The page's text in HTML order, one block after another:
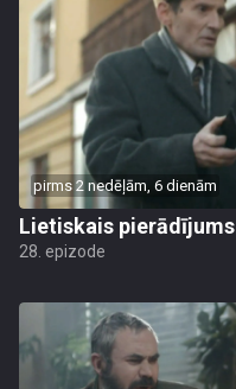
pirms 2 nedēļām, 6 dienām
Lietiskais pierādījums
28. epizode